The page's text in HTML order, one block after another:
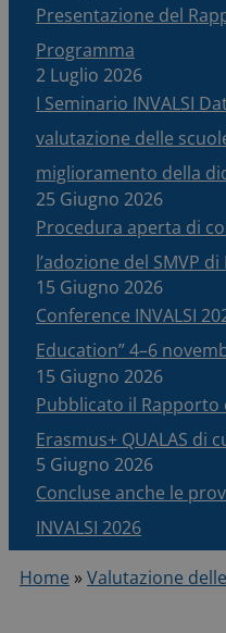
Presentazione del
Programma
2 Luglio 2026
I Seminario INVALSI
valutazione delle
miglioramento della
25 Giugno 2026
Procedura aperta di
l’adozione del SMVP di
15 Giugno 2026
Conference INVALSI
Education” 4–6
15 Giugno 2026
Pubblicato il
Erasmus+ QUALAS di
5 Giugno 2026
Concluse anche le
INVALSI 2026
Home »Valutazione